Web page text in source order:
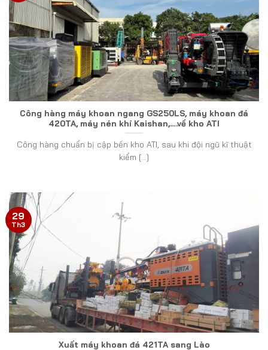
Công hàng máy khoan ngang GS250LS, máy khoan đá
420TA, máy nén khí Kaishan,….về kho ATI
Công hàng chuẩn bị cập bến kho ATI, sau khi đội ngũ kĩ thuật
kiểm [...]
Xuất máy khoan đá 421TA sang Lào
29
Th3